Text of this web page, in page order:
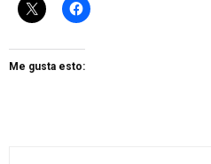
Me gusta esto: